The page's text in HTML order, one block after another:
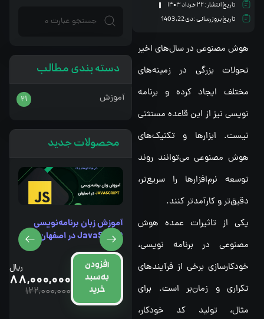
تاریخ انتشار :۲۲ خرداد ۱۴۰۳
تاریخ بروزرسانی : دی 22, 1403
هوش مصنوعی در سال‌های اخیر
تحولات بزرگی در زمینه‌های
مختلف ایجاد کرده و برنامه
نویسی نیز از این قاعده مستثنی
نیست. ابزارها و تکنیک‌های
هوش مصنوعی می‌توانند روند
توسعه نرم‌افزارها را سریع‌تر،
دقیق‌تر و کارآمدتر کنند.
یکی از تاثیرات عمده هوش
مصنوعی در برنامه نویسی،
خودکارسازی برخی از فرآیندهای
تکراری و زمان‌بر است. برای
مثال، تولید کد خودکار،
دسته بندی مطالب
آموزش 21
محصولات جدید
افزودن
خرید
ریال
88,000,000
122,000,000
آموزش زبان برنامه‌نویسی
JavaScript در اصفهان
افزودن
به سبد
خرید
ریال
88,000,000
122,000,000